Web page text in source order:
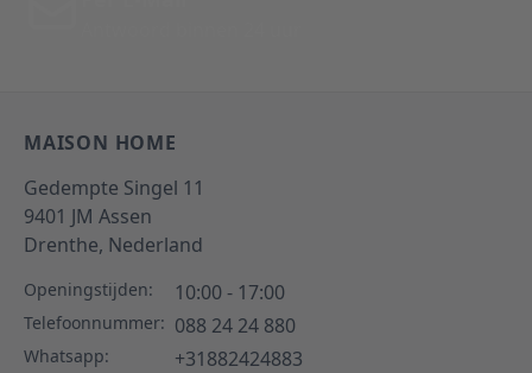
MAISON HOME
Gedempte Singel 11
9401 JM Assen
Drenthe, Nederland
Openingstijden: 10:00 - 17:00
Telefoonnummer: 088 24 24 880
Whatsapp: +31882424883